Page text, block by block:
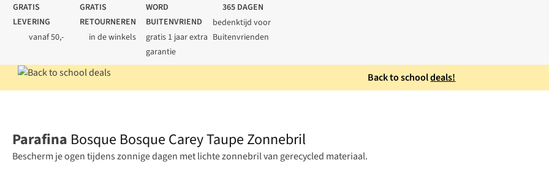
GRATIS
LEVERING
vanaf 50,-
GRATIS
RETOURNEREN
in de winkels
WORD
BUITENVRIEND
gratis 1 jaar extra
garantie
365 DAGEN
bedenktijd voor
Buitenvrienden
Back to schooldeals!
Parafina Bosque Bosque Carey Taupe Zonnebril
Bescherm je ogen tijdens zonnige dagen met lichte zonnebril van gerecycled materiaal.